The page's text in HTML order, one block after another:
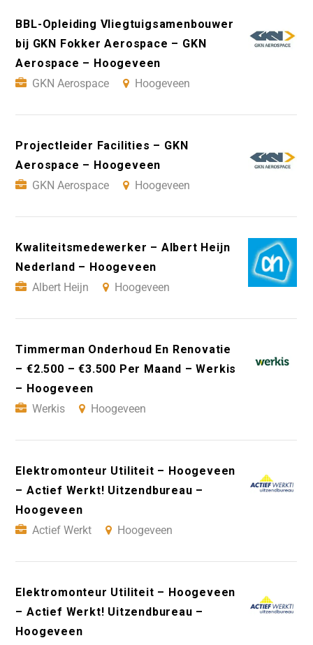
BBL-Opleiding Vliegtuigsamenbouwer
bij GKN Fokker Aerospace – GKN
Aerospace – Hoogeveen
GKN Aerospace
Hoogeveen
Projectleider Facilities – GKN
Aerospace – Hoogeveen
GKN Aerospace
Hoogeveen
Kwaliteitsmedewerker – Albert Heijn
Nederland – Hoogeveen
Albert Heijn
Hoogeveen
Timmerman Onderhoud En Renovatie
– €2.500 – €3.500 Per Maand – Werkis
– Hoogeveen
Werkis
Hoogeveen
Elektromonteur Utiliteit – Hoogeveen
– Actief Werkt! Uitzendbureau –
Hoogeveen
Actief Werkt
Hoogeveen
Elektromonteur Utiliteit – Hoogeveen
– Actief Werkt! Uitzendbureau –
Hoogeveen